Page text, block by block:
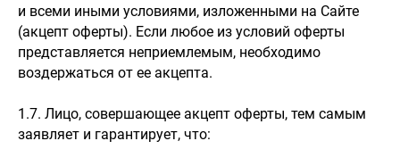
и всеми иными условиями, изложенными на Сайте
(акцепт оферты). Если любое из условий оферты
представляется неприемлемым, необходимо
воздержаться от ее акцепта.
1.7. Лицо, совершающее акцепт оферты, тем самым
заявляет и гарантирует, что: